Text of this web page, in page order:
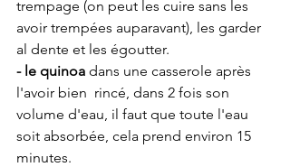
trempage (on peut les cuire sans les
avoir trempées auparavant), les garder
al dente et les égoutter.
- le quinoa dans une casserole après
l'avoir bien  rincé, dans 2 fois son
volume d'eau, il faut que toute l'eau
soit absorbée, cela prend environ 15
minutes.